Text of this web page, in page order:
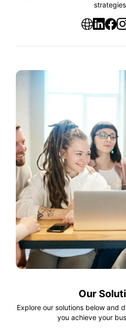
Website
LinkedIn
Our
Explore our solutions below and
you achieve your